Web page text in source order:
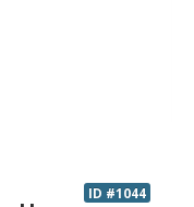
ID #1044